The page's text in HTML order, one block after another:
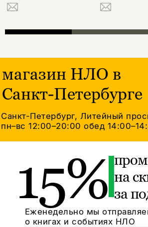
магазин НЛО в
Санкт-Петербурге
Санкт-Петербург, Литейный
пн–вс 12:00–20:00обед
15% на
за
Еженедельно мы
о книгах и событиях НЛО